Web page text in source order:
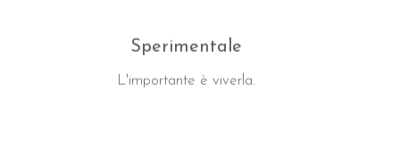
Sperimentale
L'importante è viverla.